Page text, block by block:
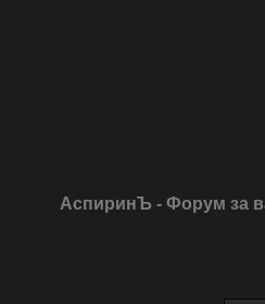
АспиринЪ - Форум за